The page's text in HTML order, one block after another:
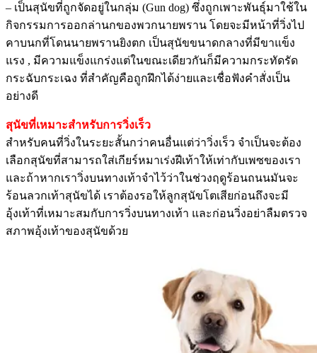
– เป็นสุนัขที่ถูกจัดอยู่ในกลุ่ม (Gun dog) ซึ่งถูกเพาะพันธุ์มาใช้ใน
กิจกรรมการออกล่านกของพวกนายพราน โดยจะมีหน้าที่วิ่งไป
คาบนกที่โดนนายพรานยิงตก เป็นสุนัขขนาดกลางที่มีขาแข็ง
แรง , มีความแข็งแกร่งแต่ในขณะเดียวกันก็มีความกระทัดรัด
กระฉับกระเฉง ที่สำคัญคือถูกฝึกได้ง่ายและเชื่อฟังคำสั่งเป็น
อย่างดี
สุนัขที่เหมาะสำหรับการวิ่งเร็ว
สำหรับคนที่วิ่งในระยะสั้นกว่าคนอื่นแต่ว่าวิ่งเร็ว จำเป็นจะต้อง
เลือกสุนัขที่สามารถใส่เกียร์หมาเร่งฝีเท้าให้เท่ากับเพซของเรา
และถ้าหากเราวิ่งบนทางเท้าจำไว้ว่าในช่วงฤดูร้อนถนนมันจะ
ร้อนลวกเท้าสุนัขได้ เราต้องรอให้ลูกสุนัขโตเสียก่อนถึงจะมี
อุ้งเท้าที่เหมาะสมกับการวิ่งบนทางเท้า และก่อนวิ่งอย่าลืมตรวจ
สภาพอุ้งเท้าของสุนัขด้วย